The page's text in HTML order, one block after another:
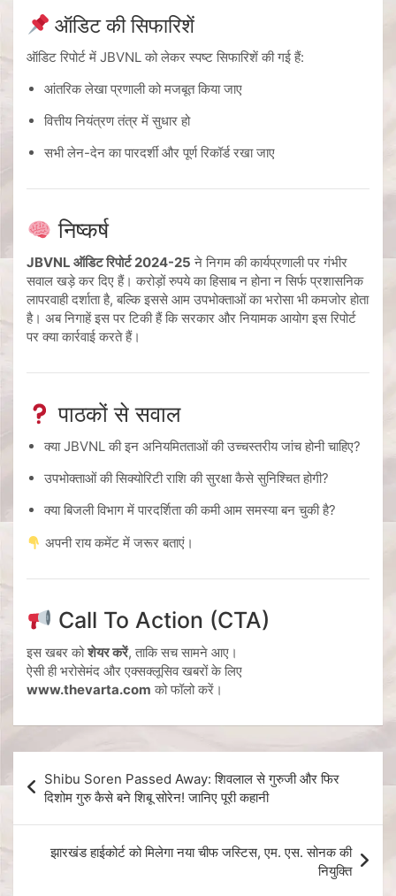
ऑडिट की सिफारिशें
ऑडिट रिपोर्ट में JBVNL को लेकर स्पष्ट सिफारिशें की गई हैं:
आंतरिक लेखा प्रणाली को मजबूत किया जाए
वित्तीय नियंत्रण तंत्र में सुधार हो
सभी लेन-देन का पारदर्शी और पूर्ण रिकॉर्ड रखा जाए
निष्कर्ष
JBVNL ऑडिट रिपोर्ट 2024-25 ने निगम की कार्यप्रणाली पर गंभीर
सवाल खड़े कर दिए हैं। करोड़ों रुपये का हिसाब न होना न सिर्फ प्रशासनिक
लापरवाही दर्शाता है, बल्कि इससे आम उपभोक्ताओं का भरोसा भी कमजोर होता
है। अब निगाहें इस पर टिकी हैं कि सरकार और नियामक आयोग इस रिपोर्ट
पर क्या कार्रवाई करते हैं।
पाठकों से सवाल
क्या JBVNL की इन अनियमितताओं की उच्चस्तरीय जांच होनी चाहिए?
उपभोक्ताओं की सिक्योरिटी राशि की सुरक्षा कैसे सुनिश्चित होगी?
क्या बिजली विभाग में पारदर्शिता की कमी आम समस्या बन चुकी है?
अपनी राय कमेंट में जरूर बताएं।
Call To Action (CTA)
इस खबर कोशेयर करें, ताकि सच सामने आए।
ऐसी ही भरोसेमंद और एक्सक्लूसिव खबरों के लिए
www.thevarta.com को फॉलो करें।
Shibu Soren Passed Away: शिवलाल से गुरुजी और फिर
दिशोम गुरु कैसे बने शिबू सोरेन! जानिए पूरी कहानी
झारखंड हाईकोर्ट को मिलेगा नया चीफ जस्टिस, एम. एस. सोनक की
नियुक्ति